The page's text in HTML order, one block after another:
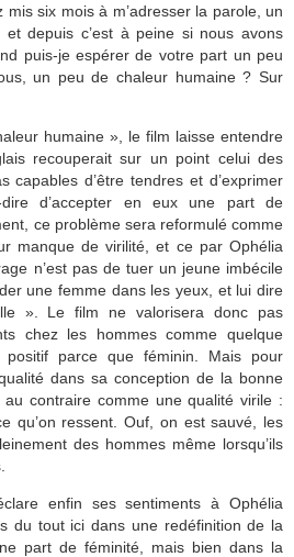
six mois à m’adresser la parole, un
depuis c’est à peine si nous avons
puis-je espérer de votre part un peu
un peu de chaleur humaine ? Sur
humaine », le film laisse entendre
recouperait sur un point celui des
capables d’être tendres et d’exprimer
dire d’accepter en eux une part de
ce problème sera reformulé comme
manque de virilité, et ce par Ophélia
n’est pas de tuer un jeune imbécile
une femme dans les yeux, et lui dire
». Le film ne valorisera donc pas
chez les hommes comme quelque
parce que féminin. Mais pour
dans sa conception de la bonne
contraire comme une qualité virile :
qu’on ressent. Ouf, on est sauvé, les
des hommes même lorsqu’ils
enfin ses sentiments à Ophélia
du tout ici dans une redéfinition de la
part de féminité, mais bien dans la